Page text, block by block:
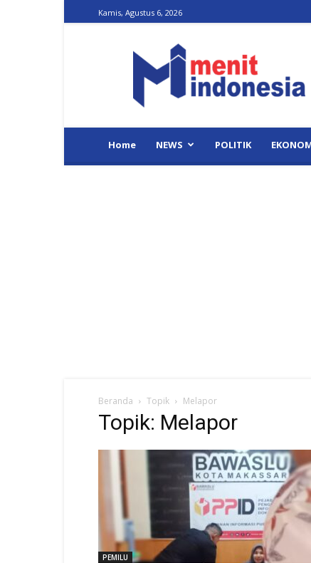
Kamis, Agustus 6, 2026
Indonesia
Home NEWS POLITIK
Beranda Topik Melapor
Topik: Melapor
PEMILU